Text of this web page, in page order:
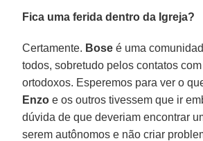
Fica uma ferida dentro da Igreja?
Certamente. Bose é uma
todos, sobretudo pelos contatos
ortodoxos. Esperemos para ver o
Enzo e os outros tivessem que ir
dúvida de que deveriam encontrar
serem autônomos e não criar